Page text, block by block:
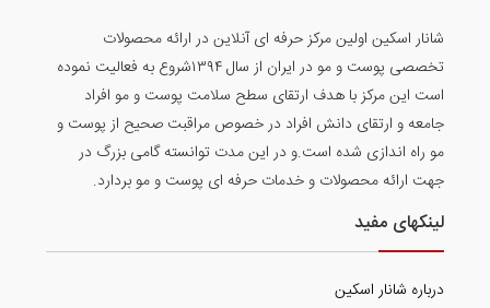
شانار اسکین اولین مرکز حرفه ای آنلاین در ارائه محصولات
تخصصی پوست و مو در ایران از سال ۱۳۹۴شروع به فعالیت نموده
است این مرکز با هدف ارتقای سطح سلامت پوست و مو افراد
جامعه و ارتقای دانش افراد در خصوص مراقبت صحیح از پوست و
مو راه اندازی شده است.و در این مدت توانسته گامی بزرگ در
جهت ارائه محصولات و خدمات حرفه ای پوست و مو بردارد.
لینکهای مفید
درباره شانار اسکین